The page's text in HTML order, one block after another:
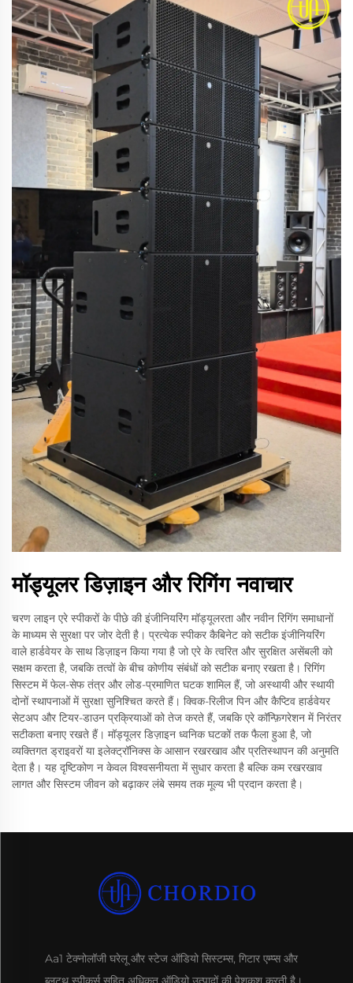
मॉड्यूलर डिज़ाइन और रिगिंग नवाचार
चरण लाइन एरे स्पीकरों के पीछे की इंजीनियरिंग मॉड्यूलरता और नवीन रिगिंग समाधानों
के माध्यम से सुरक्षा पर जोर देती है। प्रत्येक स्पीकर कैबिनेट को सटीक इंजीनियरिंग
वाले हार्डवेयर के साथ डिज़ाइन किया गया है जो एरे के त्वरित और सुरक्षित असेंबली को
सक्षम करता है, जबकि तत्वों के बीच कोणीय संबंधों को सटीक बनाए रखता है। रिगिंग
सिस्टम में फेल-सेफ तंत्र और लोड-प्रमाणित घटक शामिल हैं, जो अस्थायी और स्थायी
दोनों स्थापनाओं में सुरक्षा सुनिश्चित करते हैं। क्विक-रिलीज पिन और कैप्टिव हार्डवेयर
सेटअप और टियर-डाउन प्रक्रियाओं को तेज करते हैं, जबकि एरे कॉन्फ़िगरेशन में निरंतर
सटीकता बनाए रखते हैं। मॉड्यूलर डिज़ाइन ध्वनिक घटकों तक फैला हुआ है, जो
व्यक्तिगत ड्राइवरों या इलेक्ट्रॉनिक्स के आसान रखरखाव और प्रतिस्थापन की अनुमति
देता है। यह दृष्टिकोण न केवल विश्वसनीयता में सुधार करता है बल्कि कम रखरखाव
लागत और सिस्टम जीवन को बढ़ाकर लंबे समय तक मूल्य भी प्रदान करता है।
Aa1 टेक्नोलॉजी घरेलू और स्टेज ऑडियो सिस्टम्स, गिटार एम्प्स और